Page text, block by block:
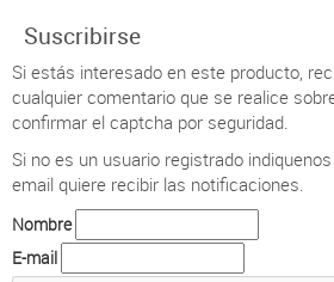
Suscribirse
Si estás interesado en este producto,
cualquier comentario que se realice
confirmar el captcha por seguridad.
Si no es un usuario registrado
email quiere recibir las notificaciones.
Nombre
E-mail